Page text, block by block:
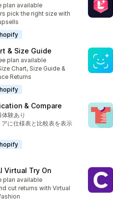
：12件
plan available
pick the right size with
& Size Guide
：127件
plan available
Chart, Size Guide &
Returns
& Compare
40件
体験あり
に仕様表と比較表を表示
Virtual Try On
：10件
plan available
cut returns with Virtual